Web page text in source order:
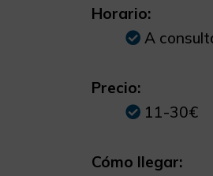
Horario:
A
Precio:
11-30€
Cómo llegar: